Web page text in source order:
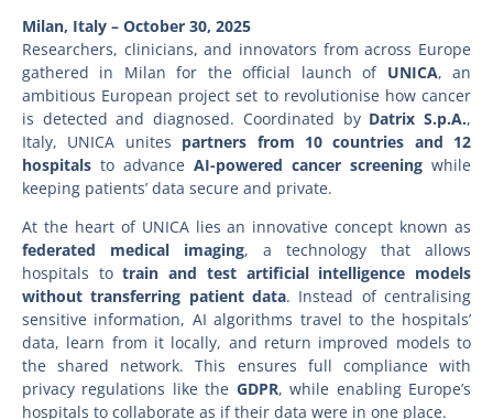
Milan, Italy – October 30, 2025
Researchers, clinicians, and innovators from across Europe
gathered in Milan for the official launch of UNICA, an
ambitious European project set to revolutionise how cancer
is detected and diagnosed. Coordinated by Datrix S.p.A.,
Italy, UNICA unites partners from 10 countries and 12
hospitals to advance AI-powered cancer screening while
keeping patients’ data secure and private.
At the heart of UNICA lies an innovative concept known as
federated medical imaging, a technology that allows
hospitals totrain and test artificial intelligence models
without transferring patient data. Instead of centralising
sensitive information, AI algorithms travel to the hospitals’
data, learn from it locally, and return improved models to
the shared network. This ensures full compliance with
privacy regulations like the GDPR, while enabling Europe’s
hospitals to collaborate as if their data were in one place.